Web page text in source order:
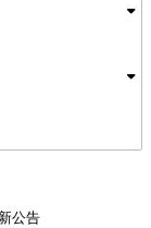
公告